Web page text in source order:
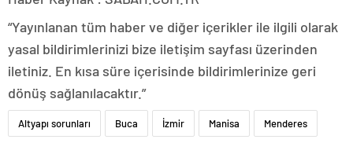
“Yayınlanan tüm haber ve diğer içerikler ile ilgili olarak
yasal bildirimlerinizi bize iletişim sayfası üzerinden
iletiniz. En kısa süre içerisinde bildirimlerinize geri
dönüş sağlanılacaktır.”
Altyapı sorunları Buca İzmir Manisa Menderes